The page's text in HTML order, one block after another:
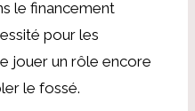
le financement
pour les
jouer un rôle encore
le fossé.